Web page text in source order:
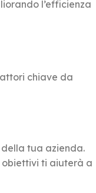
l’efficienza
chiave da
della tua azienda.
obiettivi ti aiuterà a